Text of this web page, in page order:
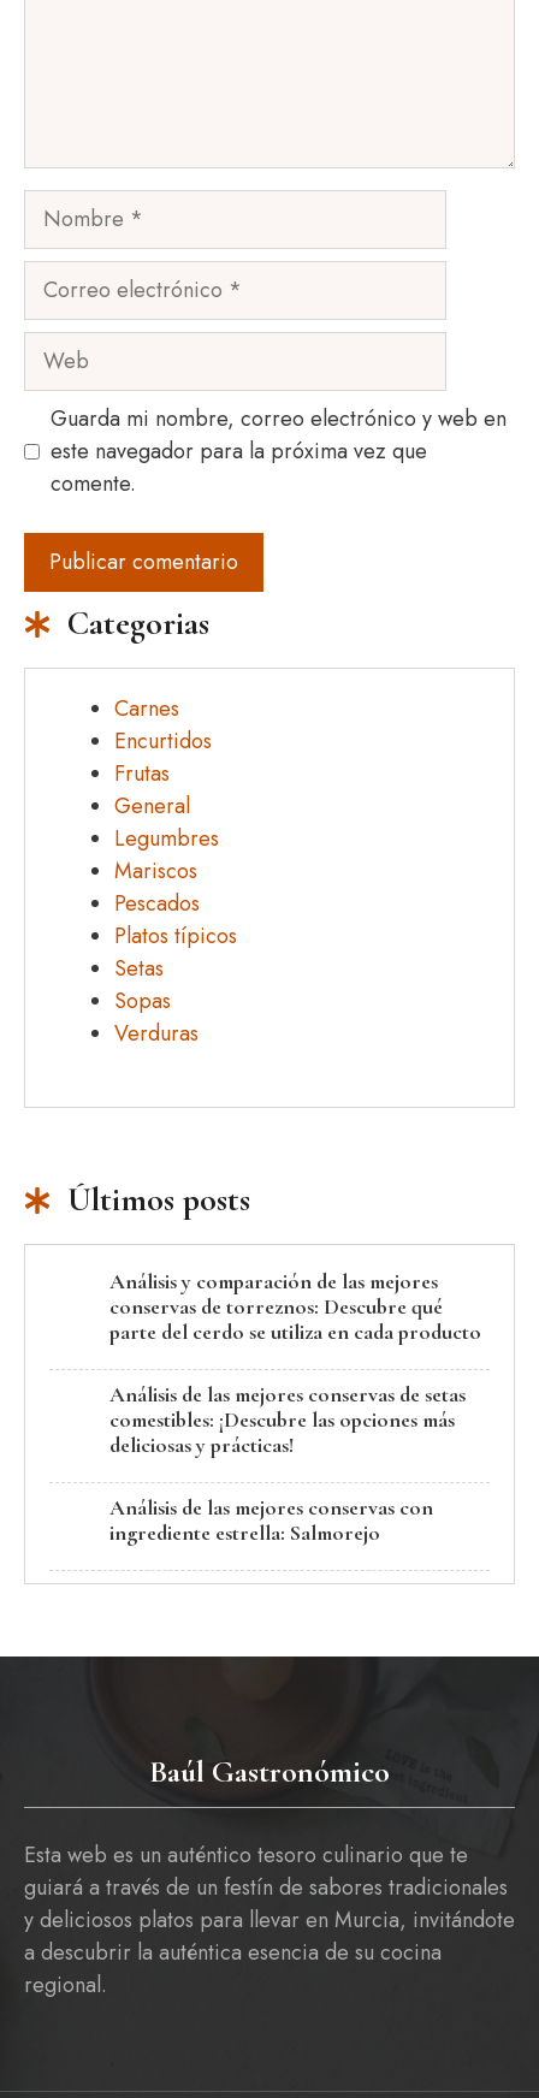
Nombre
Correo
Web
Guarda mi nombre, correo electrónico y web en
este navegador para la próxima vez que
comente.
Categorias
Carnes
Encurtidos
Frutas
General
Legumbres
Mariscos
Pescados
Platos típicos
Setas
Sopas
Verduras
Últimos posts
Análisis y comparación de las mejores
conservas de torreznos: Descubre qué
parte del cerdo se utiliza en cada producto
Análisis de las mejores conservas de setas
comestibles: ¡Descubre las opciones más
deliciosas y prácticas!
Análisis de las mejores conservas con
ingrediente estrella: Salmorejo
Baúl Gastronómico
Esta web es un auténtico tesoro culinario que te
guiará a través de un festín de sabores tradicionales
y deliciosos platos para llevar en Murcia, invitándote
a descubrir la auténtica esencia de su cocina
regional.